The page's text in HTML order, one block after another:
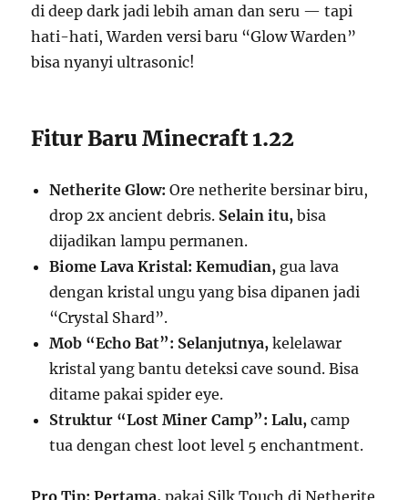
di deep dark jadi lebih aman dan seru — tapi
hati-hati, Warden versi baru “Glow Warden”
bisa nyanyi ultrasonic!
Fitur Baru Minecraft 1.22
Netherite Glow: Ore netherite bersinar biru,
drop 2x ancient debris. Selain itu, bisa
dijadikan lampu permanen.
Biome Lava Kristal: Kemudian, gua lava
dengan kristal ungu yang bisa dipanen jadi
“Crystal Shard”.
Mob “Echo Bat”: Selanjutnya, kelelawar
kristal yang bantu deteksi cave sound. Bisa
ditame pakai spider eye.
Struktur “Lost Miner Camp”: Lalu, camp
tua dengan chest loot level 5 enchantment.
Pro Tip: Pertama, pakai Silk Touch di Netherite